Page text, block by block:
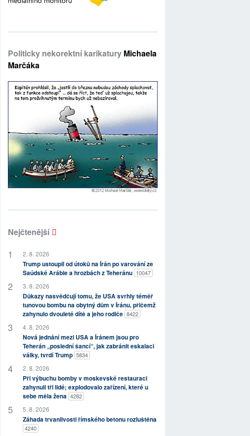
Politicky nekorektní karikatury Michaela
Marčáka
Nejčtenější
2. 8. 2026
Trump ustoupil od útoků na Írán po varování ze
Saúdské Arábie a hrozbách z Teheránu 10047
3. 8. 2026
Důkazy nasvědčují tomu, že USA svrhly téměř
tunovou bombu na obytný dům v Íránu, přičemž
zahynulo dvouleté dítě a jeho rodiče 8422
4. 8. 2026
Nová jednání mezi USA a Íránem jsou pro
Teherán „poslední šancí“, jak zabránit eskalaci
války, tvrdí Trump 5834
2. 8. 2026
Při výbuchu bomby v moskevské restauraci
zahynuli tři lidé; explodovalo zařízení, které u
sebe měla žena 4282
5. 8. 2026
Záhada trvanlivosti římského betonu rozluštěna
4240